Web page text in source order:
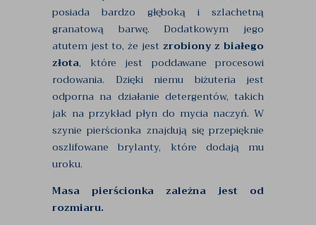
posiada bardzo głęboką i szlachetną
granatową barwę. Dodatkowym jego
atutem jest to, że jest zrobiony z białego
złota, które jest poddawane procesowi
rodowania. Dzięki niemu biżuteria jest
odporna na działanie detergentów, takich
jak na przykład płyn do mycia naczyń. W
szynie pierścionka znajdują się przepięknie
oszlifowane brylanty, które dodają mu
uroku.
Masa pierścionka zależna jest od
rozmiaru.